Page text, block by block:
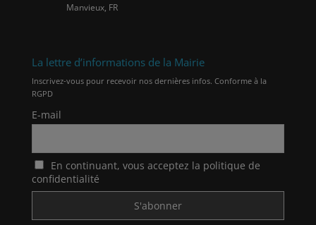
Manvieux, FR
La lettre d’informations de la Mairie
Inscrivez-vous pour recevoir nos dernières infos. Conforme à la
RGPD
E-mail
En continuant, vous acceptez la politique de
confidentialité